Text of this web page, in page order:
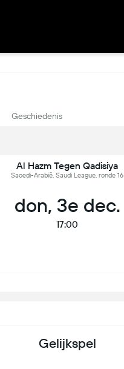
Geschiedenis
Al Hazm Tegen Qadisiya
Saoedi-Arabië, Saudi League, ronde 16
don, 3e dec.
17:00
Gelijkspel